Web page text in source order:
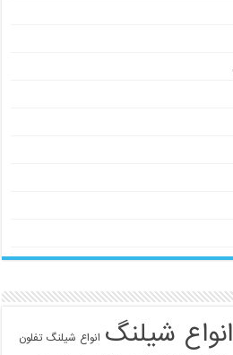
انواع شیلنگ انواع شیلنگ تفلون